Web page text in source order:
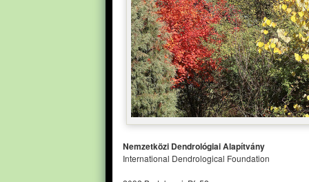
Nemzetközi Dendrológiai Alapítvány
International Dendrological Foundation